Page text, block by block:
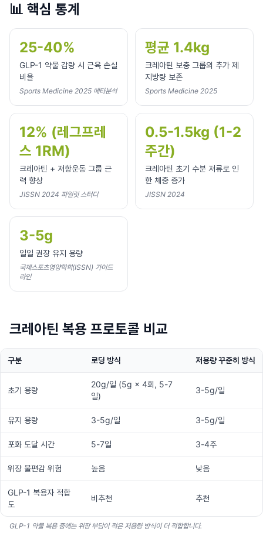
📊 핵심 통계
25-40%
GLP-1 약물 감량 시 근육 손실
비율
Sports Medicine 2025 메타분석
평균 1.4kg
크레아틴 보충 그룹의 추가 제
지방량 보존
Sports Medicine 2025
12% (레그프레
스 1RM)
크레아틴 + 저항운동 그룹 근
력 향상
JISSN 2024 파일럿 스터디
0.5-1.5kg (1-2
주간)
크레아틴 초기 수분 저류로 인
한 체중 증가
JISSN 2024
3-5g
일일 권장 유지 용량
국제스포츠영양학회(ISSN) 가이드
라인
크레아틴 복용 프로토콜 비교
구분 로딩 방식 저용량 꾸준히 방식
초기 용량
20g/일 (5g × 4회, 5-7
일)
3-5g/일
유지 용량 3-5g/일 3-5g/일
포화 도달 시간 5-7일 3-4주
위장 불편감 위험 높음 낮음
GLP-1 복용자 적합
도
비추천 추천
GLP-1 약물 복용 중에는 위장 부담이 적은 저용량 방식이 더 적합합니다.